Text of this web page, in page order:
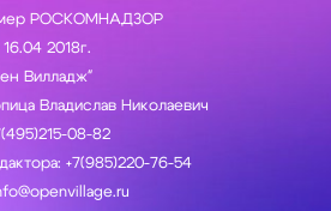
РОСКОМНАДЗОР
2018г.
Вилладж"
Владислав Николаевич
08-82
+7(985)220-76-54